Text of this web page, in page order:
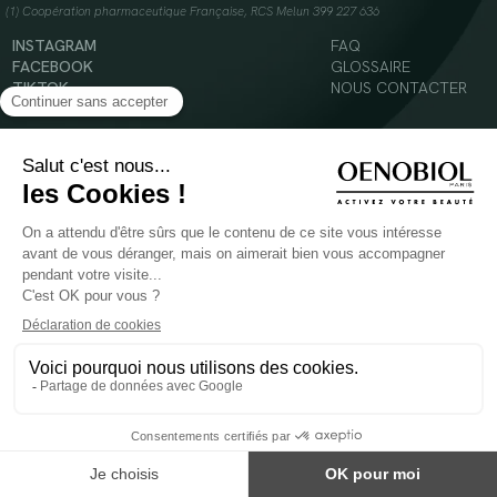
(1) Coopération pharmaceutique Française, RCS Melun 399 227 636
INSTAGRAM
FACEBOOK
TIKTOK
YOUTUBE
FAQ
GLOSSAIRE
NOUS CONTACTER
© 2024 Oenobiol Paris
Mentions légales
Politique en matière de cookies
POUR VOTRE SANTÉ, MANGEZ AU MOINS CINQ FRUITS ET LÉGUMES PAR JOUR -
Les complément alimentaires doivent être utilisés dans le cadre d'un mode de vie sain et
ne pas être utilisés comme substituts d'un régimes alimentaire varié et équilibré.